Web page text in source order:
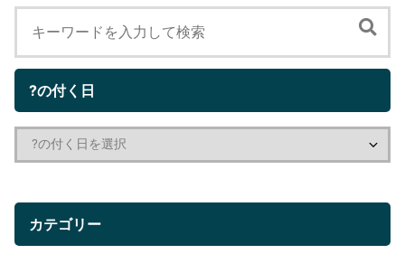
?の付く日
カテゴリー